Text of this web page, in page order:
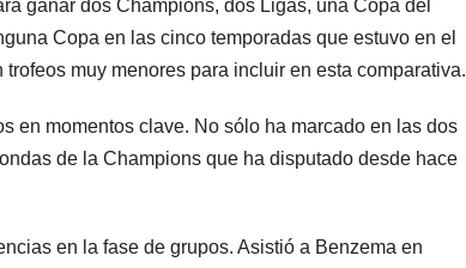
ganar dos Champions, dos Ligas, una Copa del
Copa en las cinco temporadas que estuvo en el
muy menores para incluir en esta comparativa.
en momentos clave. No sólo ha marcado en las dos
de la Champions que ha disputado desde hace
en la fase de grupos. Asistió a Benzema en